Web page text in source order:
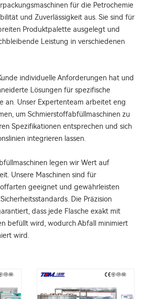
für die Petrochemie
und Zuverlässigkeit aus. Sie sind für
Produktpalette ausgelegt und
Leistung in verschiedenen
individuelle Anforderungen hat und
Lösungen für spezifische
an. Unser Expertenteam arbeitet eng
um Schmierstoffabfüllmaschinen zu
Spezifikationen entsprechen und sich
integrieren lassen.
legen wir Wert auf
Unsere Maschinen sind für
geeignet und gewährleisten
Die Präzision
dass jede Flasche exakt mit
befüllt wird, wodurch Abfall minimiert
wird.